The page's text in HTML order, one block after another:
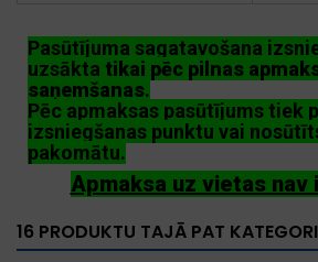
Pasūtījuma sagatavošana
uzsākta tikai pēc pilnas
saņemšanas.
Pēc apmaksas pasūtījums tiek
izsniegšanas punktu vai
pakomātu.
Apmaksa uz vietas nav
16 PRODUKTU TAJĀ PAT